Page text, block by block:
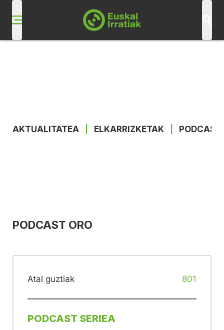
AKTUALITATEA ELKARRIZKETAK
PODCAST ORO
Atal guztiak 801
PODCAST SERIEA